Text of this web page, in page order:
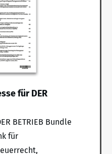
für DER
BETRIEB Bundle
für